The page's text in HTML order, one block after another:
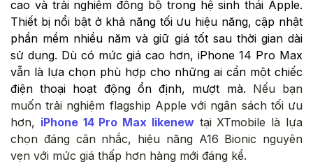
cao và trải nghiệm đồng bộ trong hệ sinh thái Apple.
Thiết bị nổi bật ở khả năng tối ưu hiệu năng, cập nhật
phần mềm nhiều năm và giữ giá tốt sau thời gian dài
sử dụng. Dù có mức giá cao hơn, iPhone 14 Pro Max
vẫn là lựa chọn phù hợp cho những ai cần một chiếc
điện thoại hoạt động ổn định, mượt mà. Nếu bạn
muốn trải nghiệm flagship Apple với ngân sách tối ưu
hơn, iPhone 14 Pro Max likenewtại XTmobile là lựa
chọn đáng cân nhắc, hiệu năng A16 Bionic nguyên
vẹn với mức giá thấp hơn hàng mới đáng kể.